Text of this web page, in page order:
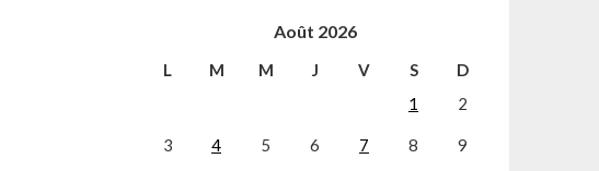
Août 2026
L M M J V S
D
1
2
3 4 5 6 7 8 9